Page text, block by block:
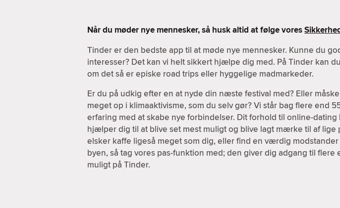
Når du møder nye mennesker, så husk altid at følge vores
Tinder er den bedste app til at møde nye mennesker. Kunne du
interesser? Det kan vi helt sikkert hjælpe dig med. På Tinder kan
om det så er episke road trips eller hyggelige madmarkeder.
Er du på udkig efter en at nyde din næste festival med? Eller
meget op i klimaaktivisme, som du selv gør? Vi står bag flere end
erfaring med at skabe nye forbindelser. Dit forhold til online-
hjælper dig til at blive set mest muligt og blive lagt mærke til af
elsker kaffe ligeså meget som dig, eller find en værdig
byen, så tag vores pas-funktion med; den giver dig adgang til
muligt på Tinder.